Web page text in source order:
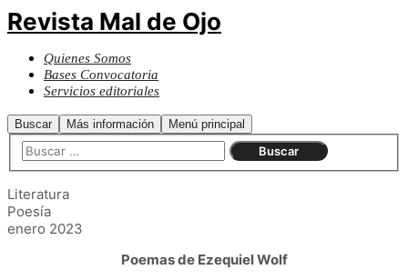
Revista Mal de Ojo
Quienes Somos
Bases Convocatoria
Servicios editoriales
Buscar Más información Menú principal
Literatura
Poesía
enero 2023
Poemas de Ezequiel Wolf